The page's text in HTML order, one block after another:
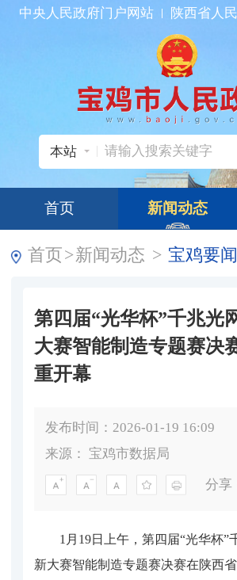
中央人民政府门户网站 陕西省人
本站
首页 新闻动态
首页>新闻动态 > 宝鸡要闻
第四届“光华杯”千兆光
大赛智能制造专题赛决
重开幕
发布时间：2026-01-19 16:09
来源： 宝鸡市数据局
分享
1月19日上午，第四届“光华杯”
新大赛智能制造专题赛决赛在陕西